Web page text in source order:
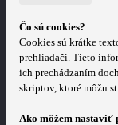
Čo sú cookies?
Cookies sú krátke
prehliadači. Tieto
ich prechádzaním
skriptov, ktoré môžu
Ako môžem nastaviť